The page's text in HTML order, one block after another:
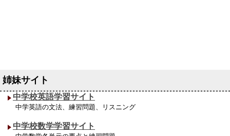
中学校英語学習サイト
中学英語の文法、練習問題、リスニング
中学校数学学習サイト